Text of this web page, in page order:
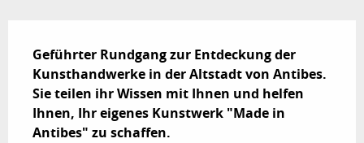
Geführter Rundgang zur Entdeckung der
Kunsthandwerke in der Altstadt von Antibes.
Sie teilen ihr Wissen mit Ihnen und helfen
Ihnen, Ihr eigenes Kunstwerk "Made in
Antibes" zu schaffen.